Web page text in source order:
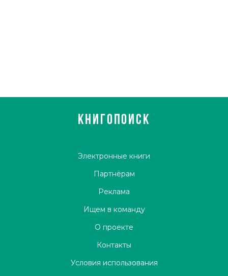
КНИГОПОИСК
Электронные книги
Партнёрам
Реклама
Ищем в команду
О проекте
Контакты
Условия использования